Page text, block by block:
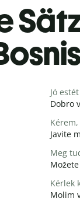
Jó estét
Dobro
Javite
Meg
Kérlek
Molim